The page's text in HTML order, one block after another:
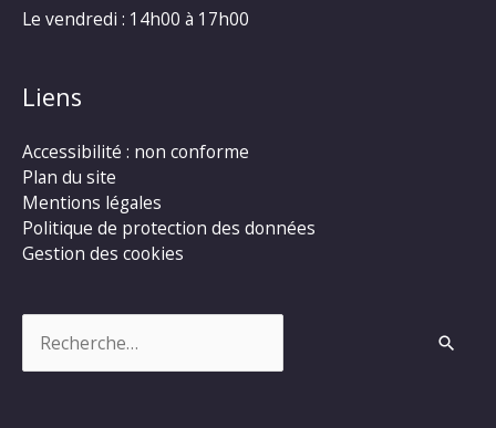
Le vendredi : 14h00 à 17h00
Liens
Accessibilité : non conforme
Plan du site
Mentions légales
Politique de protection des données
Gestion des cookies